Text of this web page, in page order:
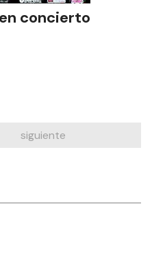
concierto
siguiente